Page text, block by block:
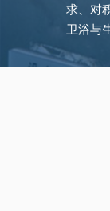
求、对
卫浴与